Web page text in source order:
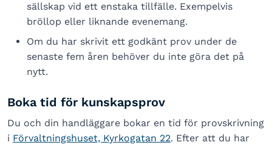
sällskap vid ett enstaka tillfälle. Exempelvis
bröllop eller liknande evenemang.
Om du har skrivit ett godkänt prov under de
senaste fem åren behöver du inte göra det på
nytt.
Boka tid för kunskapsprov
Du och din handläggare bokar en tid för provskrivning
i Förvaltningshuset, Kyrkogatan 22. Efter att du har